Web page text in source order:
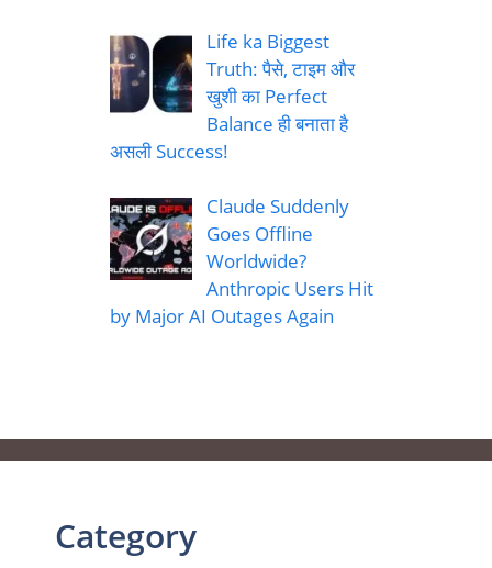
Life ka Biggest
Truth: पैसे, टाइम और
खुशी का Perfect
Balance ही बनाता है
असली Success!
Claude Suddenly
Goes Offline
Worldwide?
Anthropic Users Hit
by Major AI Outages Again
Category